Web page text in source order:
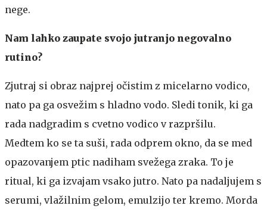
nege.
Nam lahko zaupate svojo jutranjo negovalno
rutino?
Zjutraj si obraz najprej očistim z micelarno vodico,
nato pa ga osvežim s hladno vodo. Sledi tonik, ki ga
rada nadgradim s cvetno vodico v razpršilu.
Medtem ko se ta suši, rada odprem okno, da se med
opazovanjem ptic nadiham svežega zraka. To je
ritual, ki ga izvajam vsako jutro. Nato pa nadaljujem s
serumi, vlažilnim gelom, emulzijo ter kremo. Morda